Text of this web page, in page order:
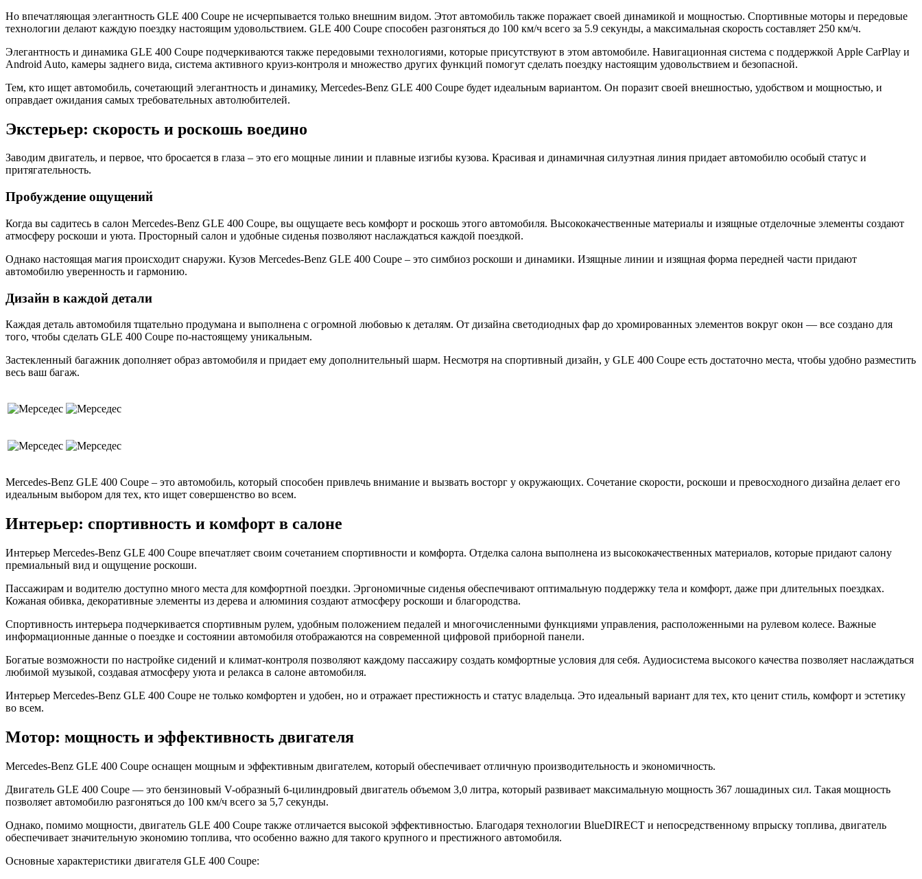
Но впечатляющая элегантность GLE 400 Coupe не исчерпывается только внешним видом. Этот автомобиль также поражает своей динамикой и мощностью. Спортивные моторы и передовые
технологии делают каждую поездку настоящим удовольствием. GLE 400 Coupe способен разгоняться до 100 км/ч всего за 5.9 секунды, а максимальная скорость составляет 250 км/ч.
Элегантность и динамика GLE 400 Coupe подчеркиваются также передовыми технологиями, которые присутствуют в этом автомобиле. Навигационная система с поддержкой Apple CarPlay и
Android Auto, камеры заднего вида, система активного круиз-контроля и множество других функций помогут сделать поездку настоящим удовольствием и безопасной.
Тем, кто ищет автомобиль, сочетающий элегантность и динамику, Mercedes-Benz GLE 400 Coupe будет идеальным вариантом. Он поразит своей внешностью, удобством и мощностью, и
оправдает ожидания самых требовательных автолюбителей.
Экстерьер: скорость и роскошь воедино
Заводим двигатель, и первое, что бросается в глаза – это его мощные линии и плавные изгибы кузова. Красивая и динамичная силуэтная линия придает автомобилю особый статус и
притягательность.
Пробуждение ощущений
Когда вы садитесь в салон Mercedes-Benz GLE 400 Coupe, вы ощущаете весь комфорт и роскошь этого автомобиля. Высококачественные материалы и изящные отделочные элементы создают
атмосферу роскоши и уюта. Просторный салон и удобные сиденья позволяют наслаждаться каждой поездкой.
Однако настоящая магия происходит снаружи. Кузов Mercedes-Benz GLE 400 Coupe – это симбиоз роскоши и динамики. Изящные линии и изящная форма передней части придают
автомобилю уверенность и гармонию.
Дизайн в каждой детали
Каждая деталь автомобиля тщательно продумана и выполнена с огромной любовью к деталям. От дизайна светодиодных фар до хромированных элементов вокруг окон — все создано для
того, чтобы сделать GLE 400 Coupe по-настоящему уникальным.
Застекленный багажник дополняет образ автомобиля и придает ему дополнительный шарм. Несмотря на спортивный дизайн, у GLE 400 Coupe есть достаточно места, чтобы удобно разместить
весь ваш багаж.
Mercedes-Benz GLE 400 Coupe – это автомобиль, который способен привлечь внимание и вызвать восторг у окружающих. Сочетание скорости, роскоши и превосходного дизайна делает его
идеальным выбором для тех, кто ищет совершенство во всем.
Интерьер: спортивность и комфорт в салоне
Интерьер Mercedes-Benz GLE 400 Coupe впечатляет своим сочетанием спортивности и комфорта. Отделка салона выполнена из высококачественных материалов, которые придают салону
премиальный вид и ощущение роскоши.
Пассажирам и водителю доступно много места для комфортной поездки. Эргономичные сиденья обеспечивают оптимальную поддержку тела и комфорт, даже при длительных поездках.
Кожаная обивка, декоративные элементы из дерева и алюминия создают атмосферу роскоши и благородства.
Спортивность интерьера подчеркивается спортивным рулем, удобным положением педалей и многочисленными функциями управления, расположенными на рулевом колесе. Важные
информационные данные о поездке и состоянии автомобиля отображаются на современной цифровой приборной панели.
Богатые возможности по настройке сидений и климат-контроля позволяют каждому пассажиру создать комфортные условия для себя. Аудиосистема высокого качества позволяет наслаждаться
любимой музыкой, создавая атмосферу уюта и релакса в салоне автомобиля.
Интерьер Mercedes-Benz GLE 400 Coupe не только комфортен и удобен, но и отражает престижность и статус владельца. Это идеальный вариант для тех, кто ценит стиль, комфорт и эстетику
во всем.
Мотор: мощность и эффективность двигателя
Mercedes-Benz GLE 400 Coupe оснащен мощным и эффективным двигателем, который обеспечивает отличную производительность и экономичность.
Двигатель GLE 400 Coupe — это бензиновый V-образный 6-цилиндровый двигатель объемом 3,0 литра, который развивает максимальную мощность 367 лошадиных сил. Такая мощность
позволяет автомобилю разгоняться до 100 км/ч всего за 5,7 секунды.
Однако, помимо мощности, двигатель GLE 400 Coupe также отличается высокой эффективностью. Благодаря технологии BlueDIRECT и непосредственному впрыску топлива, двигатель
обеспечивает значительную экономию топлива, что особенно важно для такого крупного и престижного автомобиля.
Основные характеристики двигателя GLE 400 Coupe: